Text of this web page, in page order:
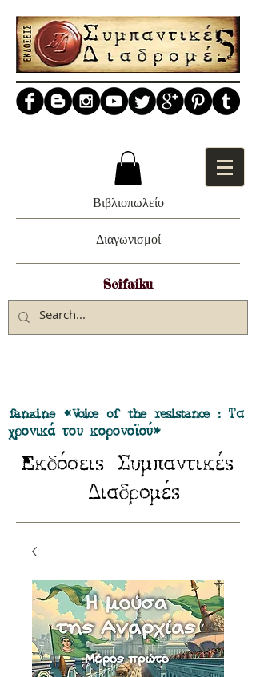
Βιβλιοπωλείο
Διαγωνισμοί
Scifaiku
fanzine «Voice of the resistance : Τα
χρονικά του κορονοϊού»
Eκδόσειs Συμπαντικέs
Διαδρομέs